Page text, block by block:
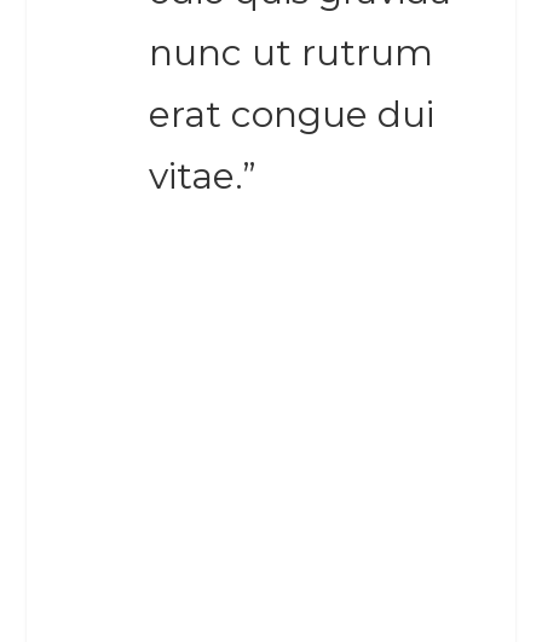
nunc ut rutrum
erat congue dui
vitae.”